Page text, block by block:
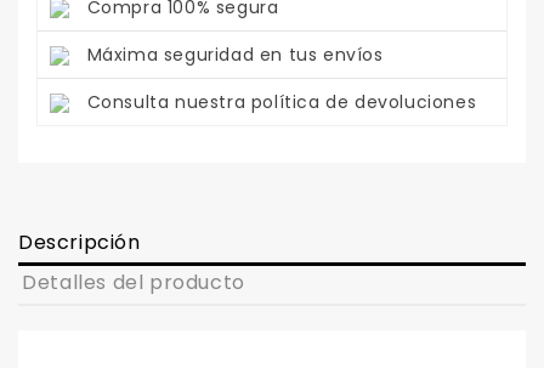
Compra 100% segura
Máxima seguridad en tus envíos
Consulta nuestra política de devoluciones
Descripción
Detalles del producto